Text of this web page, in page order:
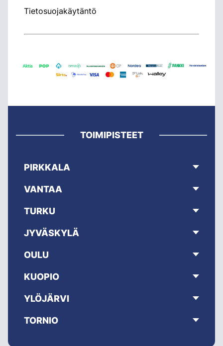
Tietosuojakäytäntö
TOIMIPISTEET
PIRKKALA
VANTAA
TURKU
JYVÄSKYLÄ
OULU
KUOPIO
YLÖJÄRVI
TORNIO